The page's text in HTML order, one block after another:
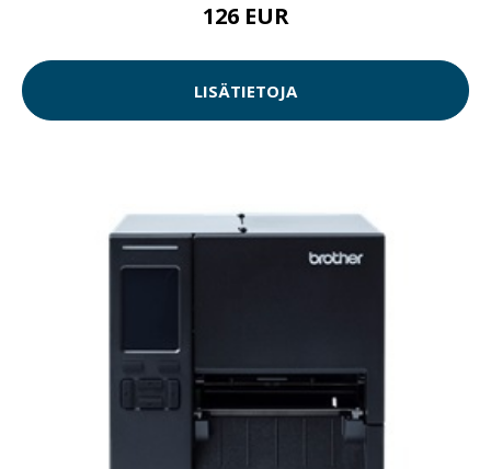
126 EUR
LISÄTIETOJA